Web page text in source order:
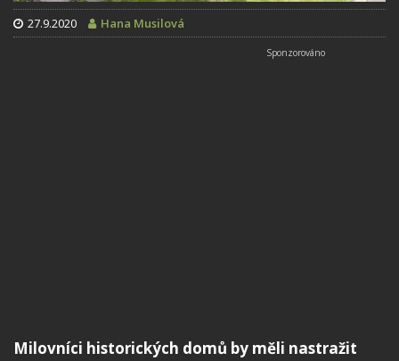
27.9.2020 Hana Musilová
Milovníci historických domů by měli nastražit